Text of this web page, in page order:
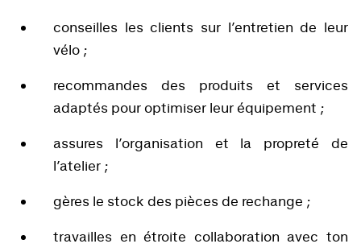
conseilles les clients sur l’entretien de leur
vélo ;
recommandes des produits et services
adaptés pour optimiser leur équipement ;
assures l’organisation et la propreté de
l’atelier ;
gères le stock des pièces de rechange ;
travailles en étroite collaboration avec ton